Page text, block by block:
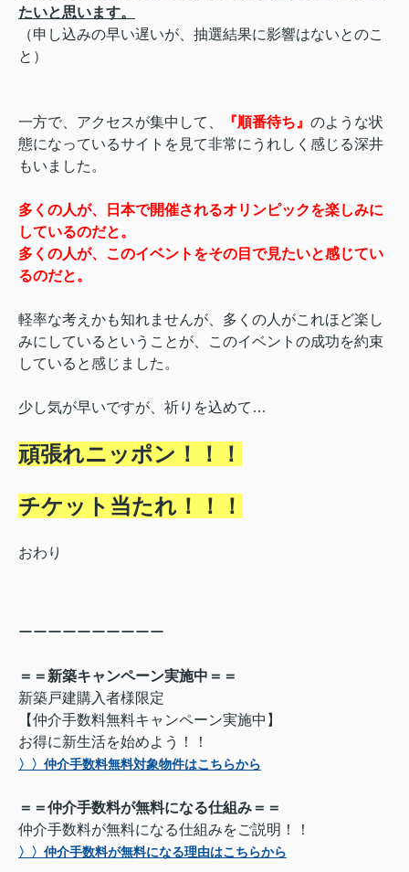
たいと思います。
（申し込みの早い遅いが、抽選結果に影響はないとのこ
と）
一方で、アクセスが集中して、 『順番待ち』 のような状
態になっているサイトを見て非常にうれしく感じる深井
もいました。
多くの人が、日本で開催されるオリンピックを楽しみに
しているのだと。
多くの人が、このイベントをその目で見たいと感じてい
るのだと。
軽率な考えかも知れませんが、多くの人がこれほど楽し
みにしているということが、このイベントの成功を約束
していると感じました。
少し気が早いですが、祈りを込めて…
頑張れニッポン！！！
チケット当たれ！！！
おわり
ーーーーーーーーーー
＝＝新築キャンペーン実施中＝＝
新築戸建購入者様限定
【仲介手数料無料キャンペーン実施中】
お得に新生活を始めよう！！
〉〉仲介手数料無料対象物件はこちらから
＝＝仲介手数料が無料になる仕組み＝＝
仲介手数料が無料になる仕組みをご説明！！
〉〉仲介手数料が無料になる理由はこちらから